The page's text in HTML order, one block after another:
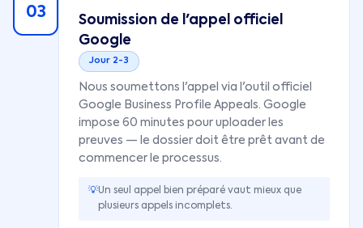
03
Soumission de l'appel officiel
Google
Jour 2-3
Nous soumettons l'appel via l'outil officiel
Google Business Profile Appeals. Google
impose 60 minutes pour uploader les
preuves — le dossier doit être prêt avant de
commencer le processus.
💡Un seul appel bien préparé vaut mieux que
plusieurs appels incomplets.